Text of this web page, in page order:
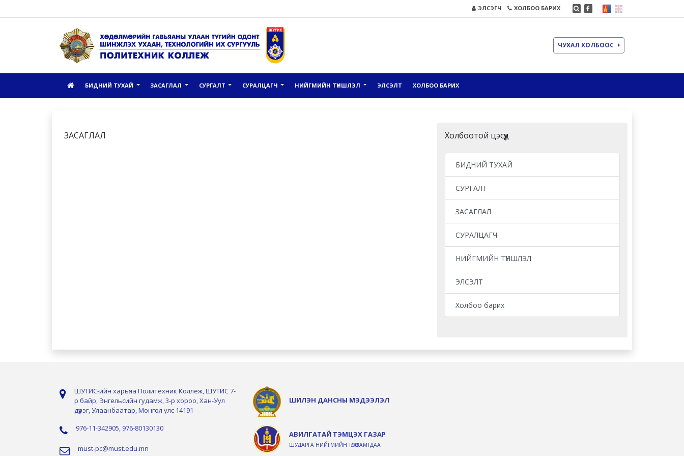
ЭЛСЭГЧ ХОЛБОО БАРИХ
ЧУХАЛ ХОЛБООС
БИДНИЙ ТУХАЙ ЗАСАГЛАЛ СУРГАЛТ СУРАЛЦАГЧ НИЙГМИЙН ТҮНШЛЭЛ ЭЛСЭЛТ ХОЛБОО БАРИХ
ЗАСАГЛАЛ Холбоотой цэсүүд
БИДНИЙ ТУХАЙ
СУРГАЛТ
ЗАСАГЛАЛ
СУРАЛЦАГЧ
НИЙГМИЙН ТҮНШЛЭЛ
ЭЛСЭЛТ
Холбоо барих
ШУТИС-ийн харьяа Политехник Коллеж, ШУТИС 7-
р байр, Энгельсийн гудамж, 3-р хороо, Хан-Уул
дүүрэг, Улаанбаатар, Монгол улс 14191
976-11-342905, 976-80130130
must-pc@must.edu.mn
ШИЛЭН ДАНСНЫ МЭДЭЭЛЭЛ
АВИЛГАТАЙ ТЭМЦЭХ ГАЗАР
ШУДАРГА НИЙГМИЙН ТӨЛӨӨ ХАМТДАА